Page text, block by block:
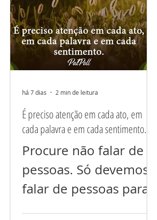
É preciso atenção em cada ato, em
cada palavra e em cada sentimento.
Procure não falar de
pessoas. Só devemos
falar de pessoas para
há 7 dias 2 min de leitura